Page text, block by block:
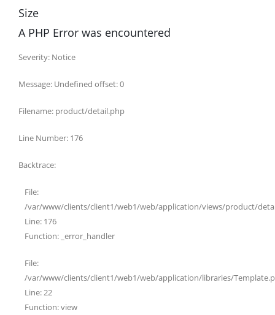
Size
A PHP Error was encountered
Severity: Notice
Message: Undefined offset: 0
Filename: product/detail.php
Line Number: 176
Backtrace:
File:
/var/www/clients/client1/web1/web/application/views/product/
Line: 176
Function: _error_handler
File:
/var/www/clients/client1/web1/web/application/libraries/
Line: 22
Function: view